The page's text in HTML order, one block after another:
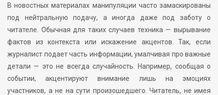
В новостных материалах манипуляции часто замаскированы
под нейтральную подачу, а иногда даже под заботу о
читателе. Обычная для таких случаев техника — вырывание
фактов из контекста или искажение акцентов. Так, если
журналист подает часть информации, умалчивая про важные
детали — это не всегда случайность. Например, сообщая о
событии, акцентируют внимание лишь на эмоциях
участников, а не на сути произошедшего. Читатель, не имея